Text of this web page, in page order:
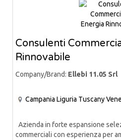
Consulenti
Rinnovabile
Company/Brand: Ellebi 11.05 Srl
Campania Liguria Tuscany
Azienda in forte espansione
commerciali con esperienza per